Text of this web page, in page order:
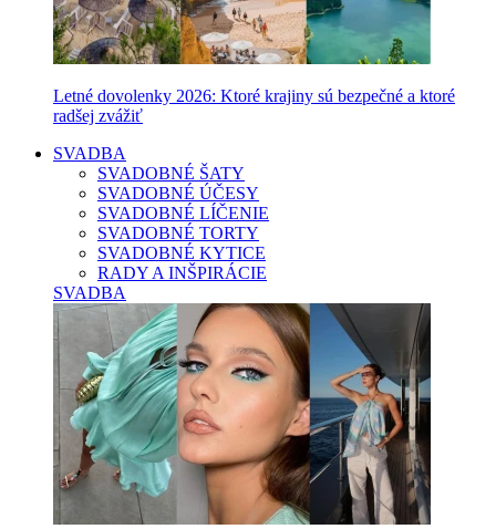
Letné dovolenky 2026: Ktoré krajiny sú bezpečné a ktoré
radšej zvážiť
SVADBA
SVADOBNÉ ŠATY
SVADOBNÉ ÚČESY
SVADOBNÉ LÍČENIE
SVADOBNÉ TORTY
SVADOBNÉ KYTICE
RADY A INŠPIRÁCIE
SVADBA